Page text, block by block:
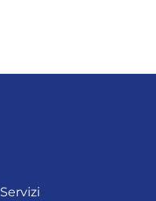
Servizi